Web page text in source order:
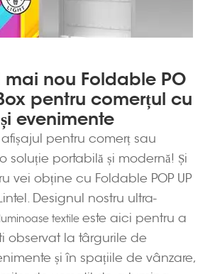
mai nou Foldable PO
pentru comerțul cu
evenimente
afișajul pentru comerț sau
soluție portabilă și modernă! Și
vei obține cu Foldable POP UP
Designul nostru ultra-
textile este aici pentru a
observat la târgurile de
și în spațiile de vânzare,